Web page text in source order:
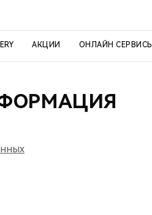
АКЦИИ ОНЛАЙН СЕРВИСЫ